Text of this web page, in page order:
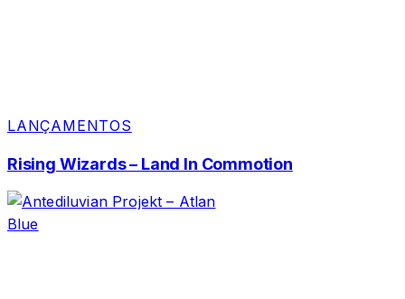
LANÇAMENTOS
Rising Wizards – Land In Commotion